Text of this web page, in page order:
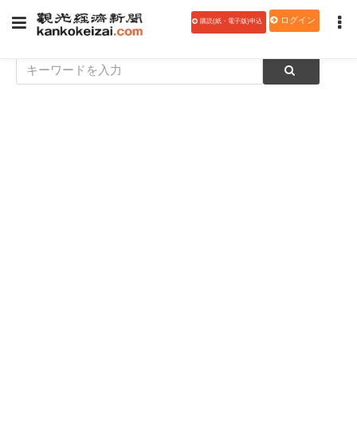
購読(紙・電子版)申込 ログイン